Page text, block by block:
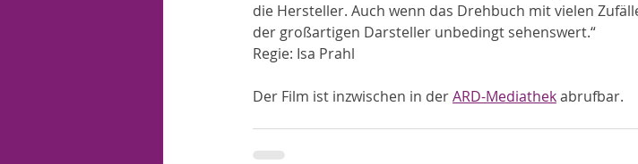
die Hersteller. Auch wenn das Drehbuch mit vielen
der großartigen Darsteller unbedingt sehenswert.“
Regie: Isa Prahl
Der Film ist inzwischen in der ARD-Mediathek abrufbar.